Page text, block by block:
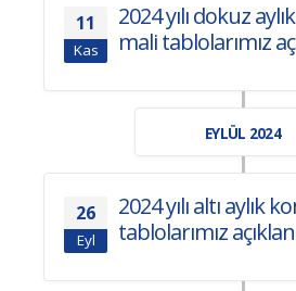
11
Kas
2024 yılı dokuz
mali tablolarımız
EYLÜL 2024
26
Eyl
2024 yılı altı aylık
tablolarımız